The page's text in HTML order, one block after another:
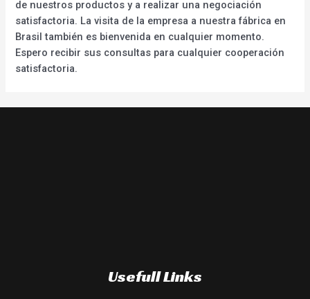
de nuestros productos y a realizar una negociación
satisfactoria. La visita de la empresa a nuestra fábrica en
Brasil también es bienvenida en cualquier momento.
Espero recibir sus consultas para cualquier cooperación
satisfactoria.
Usefull Links